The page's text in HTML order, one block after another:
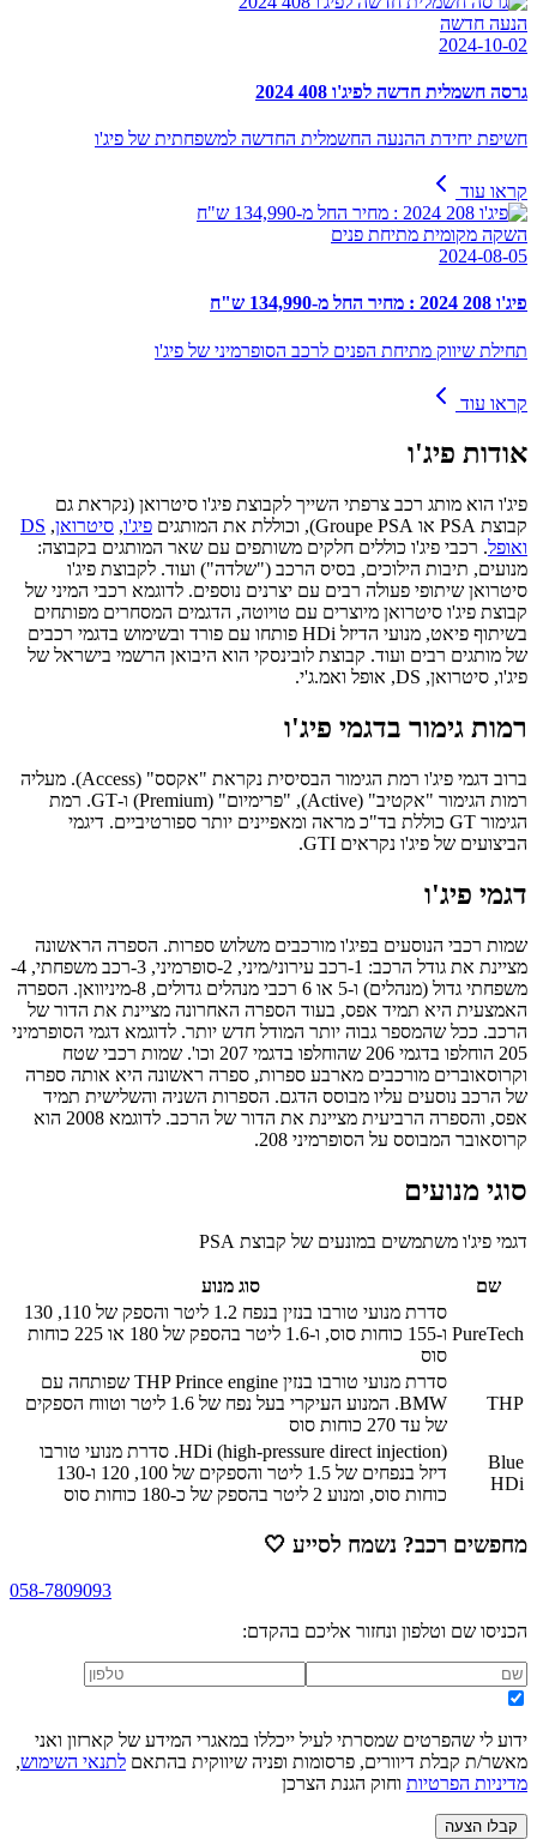
הנעה חדשה
2024-10-02
גרסה חשמלית חדשה לפיג'ו 408 2024
חשיפת יחידת ההנעה החשמלית החדשה למשפחתית של פיג'ו
קראו עוד
השקה מקומית מתיחת פנים
2024-08-05
פיג'ו 208 2024 : מחיר החל מ-134,990 ש"ח
תחילת שיווק מתיחת הפנים לרכב הסופרמיני של פיג'ו
קראו עוד
אודות פיג'ו
פיג'ו הוא מותג רכב צרפתי השייך לקבוצת פיג'ו סיטרואן (נקראת גם
קבוצת PSA או Groupe PSA), וכוללת את המותגים
פיג'ו, סיטרואן,
DS
ואופל. רכבי פיג'ו כוללים חלקים משותפים עם שאר המותגים בקבוצה:
מנועים, תיבות הילוכים, בסיס הרכב ("שלדה") ועוד. לקבוצת פיג'ו
סיטרואן שיתופי פעולה רבים עם יצרנים נוספים. לדוגמא רכבי המיני של
קבוצת פיג'ו סיטרואן מיוצרים עם טויוטה, הדגמים המסחרים מפותחים
בשיתוף פיאט, מנועי הדיזל HDi פותחו עם פורד ובשימוש בדגמי רכבים
של מותגים רבים ועוד. קבוצת לובינסקי הוא היבואן הרשמי בישראל של
פיג'ו, סיטרואן, DS, אופל ואמ.ג'י.
רמות גימור בדגמי פיג'ו
ברוב דגמי פיג'ו רמת הגימור הבסיסית נקראת "אקסס" (Access). מעליה
רמות הגימור "אקטיב" (Active), "פרימיום" (Premium) ו-GT. רמת
הגימור GT כוללת בד"כ מראה ומאפיינים יותר ספורטיביים. דיגמי
הביצועים של פיג'ו נקראים GTI.
דגמי פיג'ו
שמות רכבי הנוסעים בפיג'ו מורכבים משלוש ספרות. הספרה הראשונה
מציינת את גודל הרכב: 1-רכב עירוני/מיני, 2-סופרמיני, 3-רכב משפחתי, 4-
משפחתי גדול (מנהלים) ו-5 או 6 רכבי מנהלים גדולים, 8-מיניוואן. הספרה
האמצעית היא תמיד אפס, בעוד הספרה האחרונה מציינת את הדור של
הרכב. ככל שהמספר גבוה יותר המודל חדש יותר. לדוגמא דגמי הסופרמיני
205 הוחלפו בדגמי 206 שהוחלפו בדגמי 207 וכו'. שמות רכבי שטח
וקרוסאוברים מורכבים מארבע ספרות, ספרה ראשונה היא אותה ספרה
של הרכב נוסעים עליו מבוסס הדגם. הספרות השניה והשלישית תמיד
אפס, והספרה הרביעית מציינת את הדור של הרכב. לדוגמא 2008 הוא
קרוסאובר המבוסס על הסופרמיני 208.
סוגי מנועים
דגמי פיג'ו משתמשים במונעים של קבוצת PSA
שם סוג מנוע
PureTech
סדרת מנועי טורבו בנזין בנפח 1.2 ליטר והספק של 110, 130
ו-155 כוחות סוס, ו-1.6 ליטר בהספק של 180 או 225 כוחות
סוס
THP
סדרת מנועי טורבו בנזין THP Prince engine שפותחה עם
BMW. המנוע העיקרי בעל נפח של 1.6 ליטר וטווח הספקים
של עד 270 כוחות סוס
Blue
HDi
HDi (high-pressure direct injection). סדרת מנועי טורבו
דיזל בנפחים של 1.5 ליטר והספקים של 100, 120 ו-130
כוחות סוס, ומנוע 2 ליטר בהספק של כ-180 כוחות סוס
מחפשים רכב? נשמח לסייע 🤍
058-7809093
הכניסו שם וטלפון ונחזור אליכם בהקדם:
ידוע לי שהפרטים שמסרתי לעיל ייכללו במאגרי המידע של קארזון ואני
מאשר/ת קבלת דיוורים, פרסומות ופניה שיווקית בהתאם לתנאי השימוש,
מדיניות הפרטיות וחוק הגנת הצרכן
קבלו הצעה